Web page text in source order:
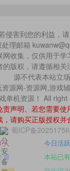
侵害到您的利益，
处理邮箱
网收集，仅供用于
版权，请遵循相关
源不代表本站立场
源网-资源网,游戏
单机资源！ All
声明、若您需要使
，请购买正版授权并
蜀ICP备
人
今日活
篇
本站已